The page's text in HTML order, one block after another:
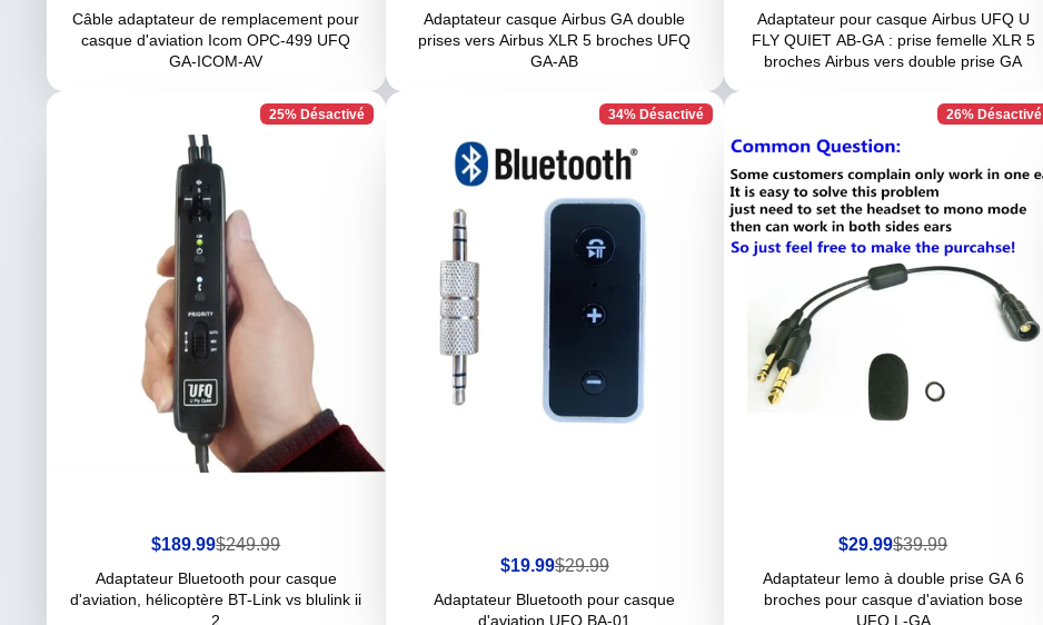
vente
Câble adaptateur de remplacement pour
casque d'aviation Icom OPC-499 UFQ
GA-ICOM-AV
vente
Adaptateur casque Airbus GA double
prises vers Airbus XLR 5 broches UFQ
GA-AB
vente
Adaptateur pour casque Airbus UFQ U
FLY QUIET AB-GA : prise femelle XLR 5
broches Airbus vers double prise GA
25% Désactivé
Prix
vente
$189.99Prix
$249.99
Adaptateur Bluetooth pour casque
d'aviation, hélicoptère BT-Link vs blulink ii
2
34% Désactivé
Prix
vente
$19.99Prix
$29.99
Adaptateur Bluetooth pour casque
d'aviation UFQ BA-01
26% Désactivé
Prix
vente
$29.99Prix
$39.99
Adaptateur lemo à double prise GA 6
broches pour casque d'aviation bose
UFQ L-GA